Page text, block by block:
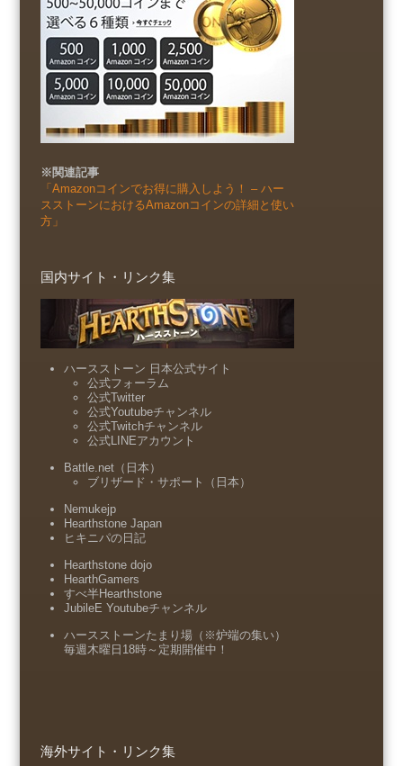
※関連記事
「Amazonコインでお得に購入しよう！ – ハー
スストーンにおけるAmazonコインの詳細と使い
方」
国内サイト・リンク集
ハースストーン 日本公式サイト
公式フォーラム
公式Twitter
公式Youtubeチャンネル
公式Twitchチャンネル
公式LINEアカウント
Battle.net（日本）
ブリザード・サポート（日本）
Nemukejp
Hearthstone Japan
ヒキニパの日記
Hearthstone dojo
HearthGamers
すべ半Hearthstone
JubileE Youtubeチャンネル
ハースストーンたまり場（※炉端の集い）
毎週木曜日18時～定期開催中！
海外サイト・リンク集